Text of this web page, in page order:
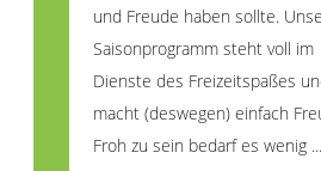
und Freude haben sollte.
Saisonprogramm steht voll im
Dienste des Freizeitspaßes
macht (deswegen) einfach
Froh zu sein bedarf es wenig ...